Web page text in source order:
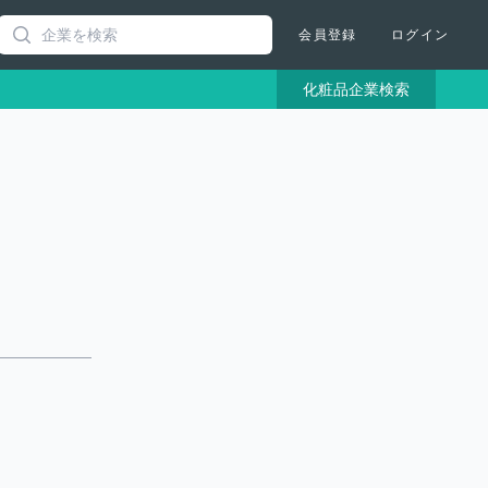
会員登録 ログイン
化粧品企業検索